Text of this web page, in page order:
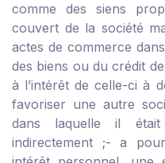
comme des siens
couvert de la société
actes de commerce
des biens ou du crédit
à l’intérêt de celle-ci à
favoriser une autre
dans laquelle il était
indirectement ;- a